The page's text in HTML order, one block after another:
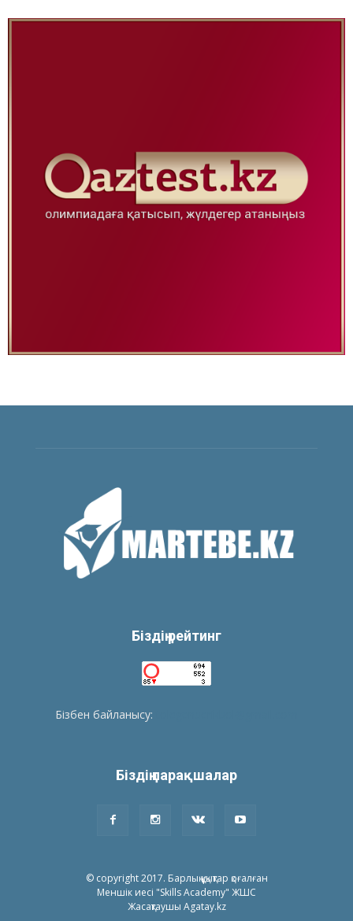
Біздің рейтинг
Бізбен байланысу:
Біздің парақшалар
© copyright 2017. Барлық құқықтар қоғалған
Меншік иесі "Skills Academy" ЖШС
Жасақтаушы Agatay.kz